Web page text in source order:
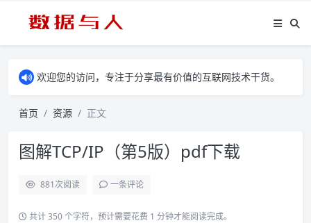
欢迎您的访问，专注于分享最有价值的互联网技术干货。
首页 资源 正文
图解TCP/IP（第5版）pdf下载
881次阅读 一条评论
共计 350 个字符，预计需要花费 1 分钟才能阅读完成。